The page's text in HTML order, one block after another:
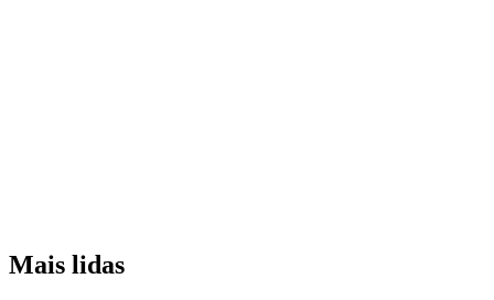
Mais lidas